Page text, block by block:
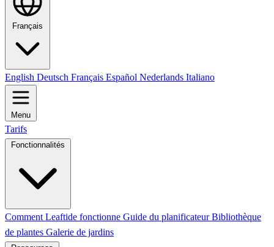
Français
English Deutsch Français Español Nederlands Italiano
Menu
Tarifs
Fonctionnalités
Comment Leaftide fonctionne Guide du planificateurBibliothèque
de plantes Galerie de jardins